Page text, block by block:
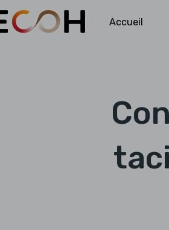
Accueil